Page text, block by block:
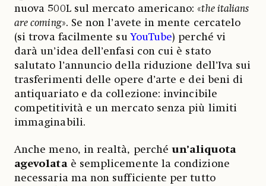
nuova 500L sul mercato americano: «the italians
are coming». Se non l’avete in mente cercatelo
(si trova facilmente suYouTube) perché vi
darà un’idea dell’enfasi con cui è stato
salutato l’annuncio della riduzione dell’Iva sui
trasferimenti delle opere d’arte e dei beni di
antiquariato e da collezione: invincibile
competitività e un mercato senza più limiti
immaginabili.
Anche meno, in realtà, perchéun’aliquota
agevolata è semplicemente la condizione
necessaria ma non sufficiente per tutto